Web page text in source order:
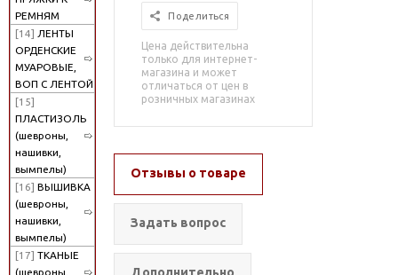
РЕМНЯМ
[14] ЛЕНТЫ
ОРДЕНСКИЕ
МУАРОВЫЕ,
ВОП С ЛЕНТОЙ
[15]
ПЛАСТИЗОЛЬ
(шевроны,
нашивки,
вымпелы)
[16] ВЫШИВКА
(шевроны,
нашивки,
вымпелы)
[17] ТКАНЫЕ
(шевроны,
Поделиться
Цена действительна
только для интернет-
магазина и может
отличаться от цен в
розничных магазинах
Отзывы о товаре
Задать вопрос